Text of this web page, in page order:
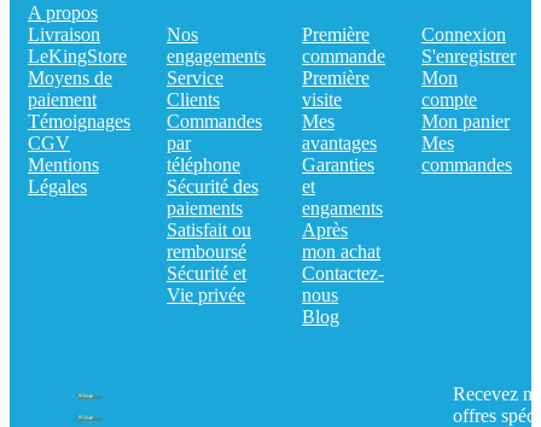
A propos
Livraison
LeKingStore
Moyens de
paiement
Témoignages
CGV
Mentions
Légales
Nos
engagements
Service
Clients
Commandes
par
téléphone
Sécurité des
paiements
Satisfait ou
remboursé
Sécurité et
Vie privée
Première
commande
Première
visite
Mes
avantages
Garanties
et
engaments
Après
mon achat
Contactez-
nous
Blog
Connexion
S'enregistrer
Mon
compte
Mon panier
Mes
commandes
Recevez
offres